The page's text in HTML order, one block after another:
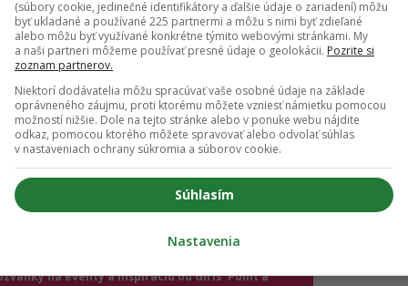
ti nič neutečie! 💌
vedieť o najnovšom Girls' Point evente ako prvá?
sa na odber e-mailových newslettrov.
si nezabudni skontrolovať e-mail a potvrď
platnú e-mailovú adresu
na eventy a inšpiráciu od Girls' Point a
(súbory cookie, jedinečné identifikátory a ďalšie údaje o zariadení) môžu
byť ukladané a používané 225 partnermi a môžu s nimi byť zdieľané
alebo môžu byť využívané konkrétne týmito webovými stránkami. My
a naši partneri môžeme používať presné údaje o geolokácii. Pozrite si
zoznam partnerov.
Niektorí dodávatelia môžu spracúvať vaše osobné údaje na základe
oprávneného záujmu, proti ktorému môžete vzniesť námietku pomocou
možností nižšie. Dole na tejto stránke alebo v ponuke webu nájdite
odkaz, pomocou ktorého môžete spravovať alebo odvolať súhlas
v nastaveniach ochrany súkromia a súborov cookie.
Súhlasím
Nastavenia